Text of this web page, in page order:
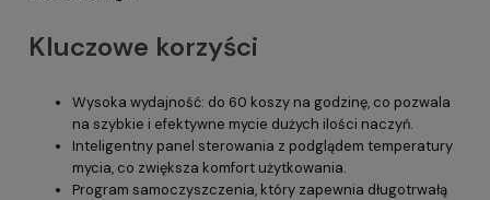
Kluczowe korzyści
Wysoka wydajność: do 60 koszy na godzinę, co pozwala
na szybkie i efektywne mycie dużych ilości naczyń.
Inteligentny panel sterowania z podglądem temperatury
mycia, co zwiększa komfort użytkowania.
Program samoczyszczenia, który zapewnia długotrwałą